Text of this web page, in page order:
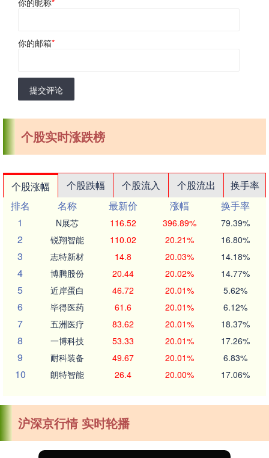
你的邮箱*
提交评论
个股实时涨跌榜
个股涨幅 个股跌幅 个股流入 个股流出
换手率
排名
名称 最新价 涨幅
换手率
1
N展芯 116.52 396.89% 79.39%
2 锐翔智能 110.02 20.21% 16.80%
3 志特新材 14.8 20.03% 14.18%
4 博腾股份 20.44 20.02% 14.77%
5 近岸蛋白 46.72 20.01% 5.62%
6 毕得医药 61.6 20.01% 6.12%
7 五洲医疗 83.62 20.01% 18.37%
8 一博科技 53.33 20.01% 17.26%
9 耐科装备 49.67 20.01% 6.83%
10 朗特智能 26.4 20.00% 17.06%
沪深京行情 实时轮播